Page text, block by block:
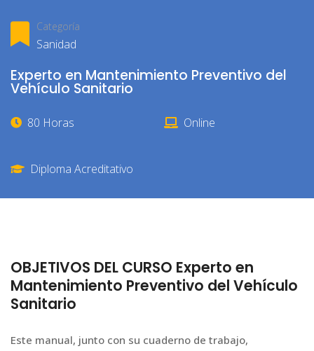
Categoría
Sanidad
Experto en Mantenimiento Preventivo del
Vehículo Sanitario
80 Horas Online
Diploma Acreditativo
OBJETIVOS DEL CURSO Experto en
Mantenimiento Preventivo del Vehículo
Sanitario
Este manual, junto con su cuaderno de trabajo,